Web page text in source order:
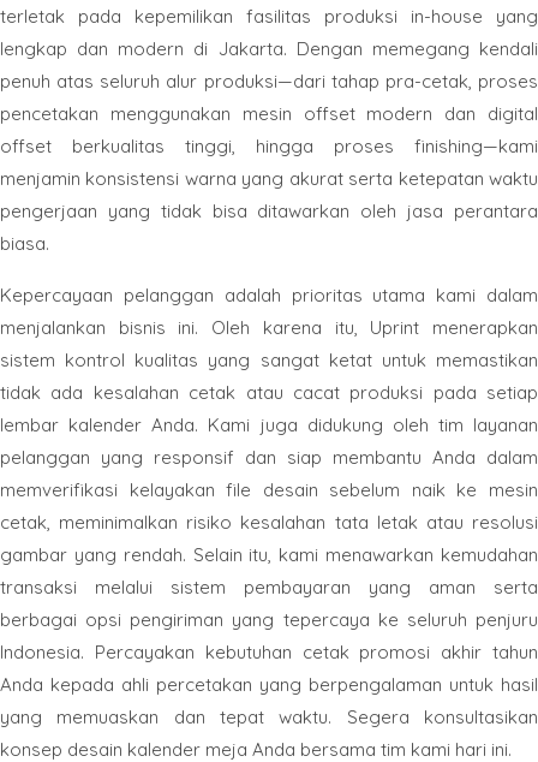
terletak pada kepemilikan fasilitas produksi in-house yang
lengkap dan modern di Jakarta. Dengan memegang kendali
penuh atas seluruh alur produksi—dari tahap pra-cetak, proses
pencetakan menggunakan mesin offset modern dan digital
offset berkualitas tinggi, hingga proses finishing—kami
menjamin konsistensi warna yang akurat serta ketepatan waktu
pengerjaan yang tidak bisa ditawarkan oleh jasa perantara
biasa.
Kepercayaan pelanggan adalah prioritas utama kami dalam
menjalankan bisnis ini. Oleh karena itu, Uprint menerapkan
sistem kontrol kualitas yang sangat ketat untuk memastikan
tidak ada kesalahan cetak atau cacat produksi pada setiap
lembar kalender Anda. Kami juga didukung oleh tim layanan
pelanggan yang responsif dan siap membantu Anda dalam
memverifikasi kelayakan file desain sebelum naik ke mesin
cetak, meminimalkan risiko kesalahan tata letak atau resolusi
gambar yang rendah. Selain itu, kami menawarkan kemudahan
transaksi melalui sistem pembayaran yang aman serta
berbagai opsi pengiriman yang tepercaya ke seluruh penjuru
Indonesia. Percayakan kebutuhan cetak promosi akhir tahun
Anda kepada ahli percetakan yang berpengalaman untuk hasil
yang memuaskan dan tepat waktu. Segera konsultasikan
konsep desain kalender meja Anda bersama tim kami hari ini.